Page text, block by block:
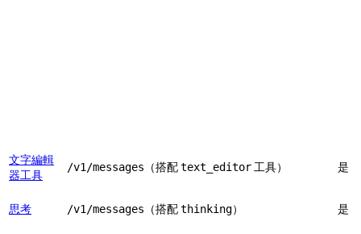
文字編輯
器工具
/v1/messages （搭配text_editor工具） 是
思考 /v1/messages （搭配thinking） 是